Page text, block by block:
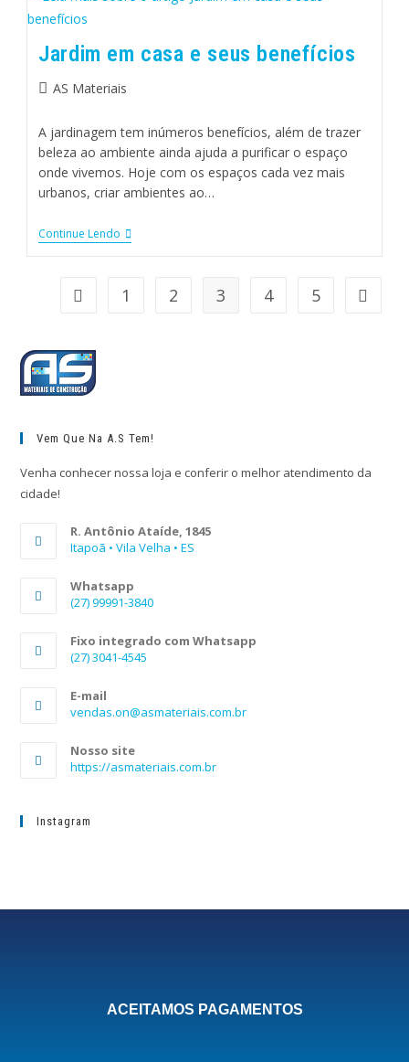
Jardim em casa e seus benefícios
AS Materiais
A jardinagem tem inúmeros benefícios, além de trazer
beleza ao ambiente ainda ajuda a purificar o espaço
onde vivemos. Hoje com os espaços cada vez mais
urbanos, criar ambientes ao…
Continue Lendo
1 2 3 4 5
Vem Que Na A.S Tem!
Venha conhecer nossa loja e conferir o melhor atendimento da
cidade!
R. Antônio Ataíde, 1845
Itapoã • Vila Velha • ES
Whatsapp
(27) 99991-3840
Fixo integrado com Whatsapp
(27) 3041-4545
E-mail
vendas.on@asmateriais.com.br
Nosso site
https://asmateriais.com.br
Instagram
ACEITAMOS PAGAMENTOS